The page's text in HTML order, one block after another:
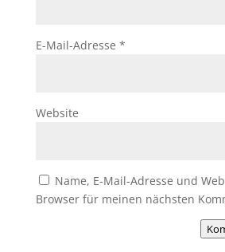
E-Mail-Adresse *
Website
Name, E-Mail-Adresse und
Browser für meinen nächsten